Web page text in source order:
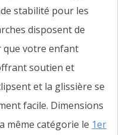
stabilité pour les
disposent de
que votre enfant
soutien et
et la glissière se
facile. Dimensions
même catégorie le 1er